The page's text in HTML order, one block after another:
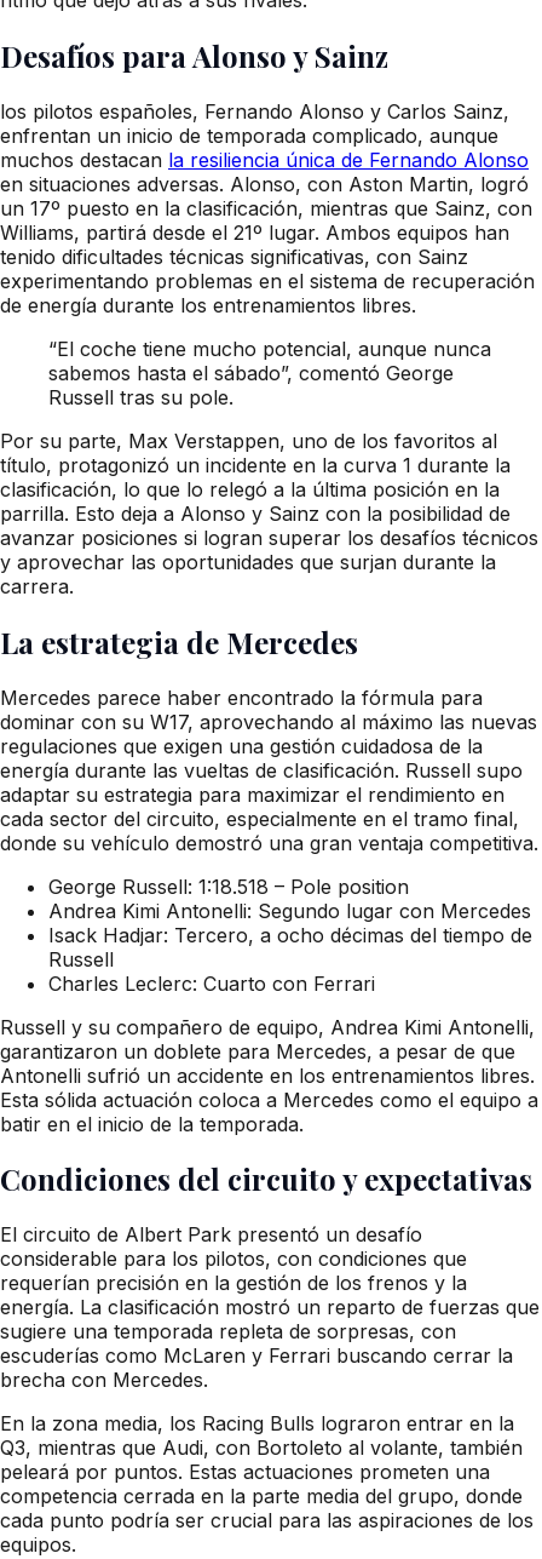
Desafíos para Alonso y Sainz
los pilotos españoles, Fernando Alonso y Carlos Sainz,
enfrentan un inicio de temporada complicado, aunque
muchos destacan la resiliencia única de Fernando Alonso
en situaciones adversas. Alonso, con Aston Martin, logró
un 17º puesto en la clasificación, mientras que Sainz, con
Williams, partirá desde el 21º lugar. Ambos equipos han
tenido dificultades técnicas significativas, con Sainz
experimentando problemas en el sistema de recuperación
de energía durante los entrenamientos libres.
“El coche tiene mucho potencial, aunque nunca
sabemos hasta el sábado”, comentó George
Russell tras su pole.
Por su parte, Max Verstappen, uno de los favoritos al
título, protagonizó un incidente en la curva 1 durante la
clasificación, lo que lo relegó a la última posición en la
parrilla. Esto deja a Alonso y Sainz con la posibilidad de
avanzar posiciones si logran superar los desafíos técnicos
y aprovechar las oportunidades que surjan durante la
carrera.
La estrategia de Mercedes
Mercedes parece haber encontrado la fórmula para
dominar con su W17, aprovechando al máximo las nuevas
regulaciones que exigen una gestión cuidadosa de la
energía durante las vueltas de clasificación. Russell supo
adaptar su estrategia para maximizar el rendimiento en
cada sector del circuito, especialmente en el tramo final,
donde su vehículo demostró una gran ventaja competitiva.
George Russell: 1:18.518 – Pole position
Andrea Kimi Antonelli: Segundo lugar con Mercedes
Isack Hadjar: Tercero, a ocho décimas del tiempo de
Russell
Charles Leclerc: Cuarto con Ferrari
Russell y su compañero de equipo, Andrea Kimi Antonelli,
garantizaron un doblete para Mercedes, a pesar de que
Antonelli sufrió un accidente en los entrenamientos libres.
Esta sólida actuación coloca a Mercedes como el equipo a
batir en el inicio de la temporada.
Condiciones del circuito y expectativas
El circuito de Albert Park presentó un desafío
considerable para los pilotos, con condiciones que
requerían precisión en la gestión de los frenos y la
energía. La clasificación mostró un reparto de fuerzas que
sugiere una temporada repleta de sorpresas, con
escuderías como McLaren y Ferrari buscando cerrar la
brecha con Mercedes.
En la zona media, los Racing Bulls lograron entrar en la
Q3, mientras que Audi, con Bortoleto al volante, también
peleará por puntos. Estas actuaciones prometen una
competencia cerrada en la parte media del grupo, donde
cada punto podría ser crucial para las aspiraciones de los
equipos.